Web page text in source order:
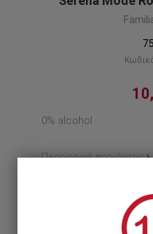
0% alcohol
Περιγραφή προϊόντος
10,80€
119,28€